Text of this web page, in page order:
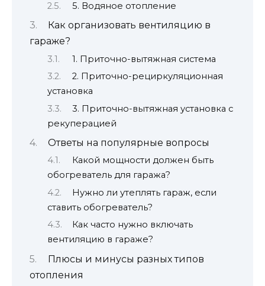
5. Водяное отопление
Как организовать вентиляцию в
гараже?
1. Приточно-вытяжная система
2. Приточно-рециркуляционная
установка
3. Приточно-вытяжная установка с
рекуперацией
Ответы на популярные вопросы
Какой мощности должен быть
обогреватель для гаража?
Нужно ли утеплять гараж, если
ставить обогреватель?
Как часто нужно включать
вентиляцию в гараже?
Плюсы и минусы разных типов
отопления